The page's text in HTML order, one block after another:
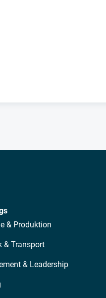
& Produktion
& Transport
& Leadership